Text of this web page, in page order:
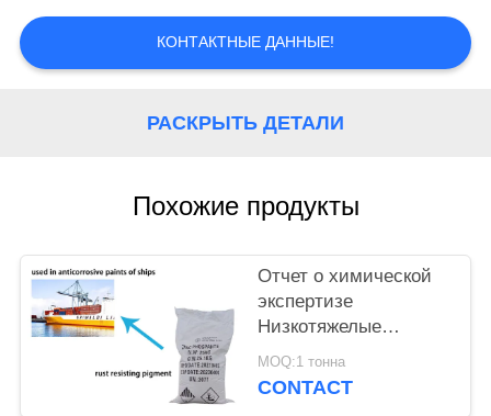
ЗАПРОСИТЕ
ЦИТАТУ
POLICY
КОНТАКТНЫЕ ДАННЫЕ!
РАСКРЫТЬ ДЕТАЛИ
Похожие продукты
Отчет о химической
экспертизе
Низкотяжелые
металлы Цинк
фосфат
MOQ:1 тонна
CONTACT